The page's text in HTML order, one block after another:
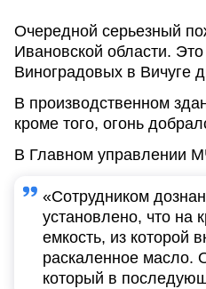
Очередной серьезный
Ивановской области.
Виноградовых в Вичуге
В производственном
кроме того, огонь
В Главном управлении
«Сотрудником
установлено, что на
емкость, из которой
раскаленное масло.
который в